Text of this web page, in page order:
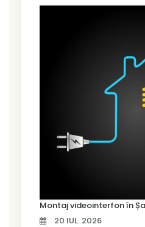
20 IUL. 2026